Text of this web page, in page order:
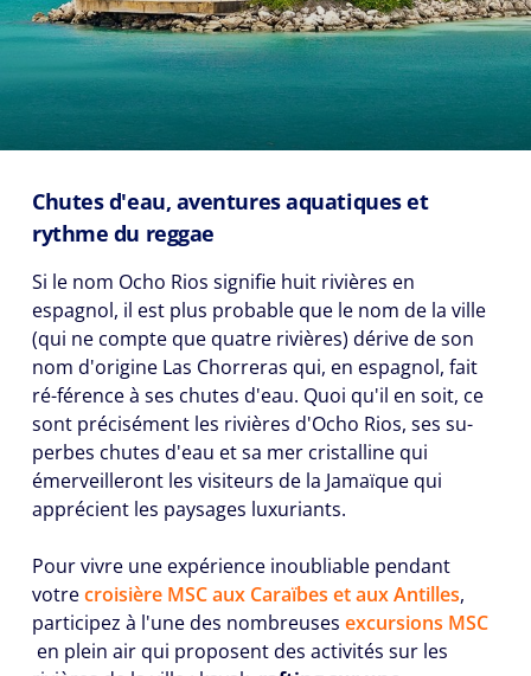
Chutes d'eau, aventures aquatiques et
rythme du reggae
Si le nom Ocho Rios signifie huit rivières en
espagnol, il est plus probable que le nom de la ville
(qui ne compte que quatre rivières) dérive de son
nom d'origine Las Chorreras qui, en espagnol, fait
ré-férence à ses chutes d'eau. Quoi qu'il en soit, ce
sont précisément les rivières d'Ocho Rios, ses su-
perbes chutes d'eau et sa mer cristalline qui
émerveilleront les visiteurs de la Jamaïque qui
apprécient les paysages luxuriants.
Pour vivre une expérience inoubliable pendant
votrecroisière MSC aux Caraïbes et aux Antilles,
participez à l'une des nombreuses excursions MSC
en plein air qui proposent des activités sur les